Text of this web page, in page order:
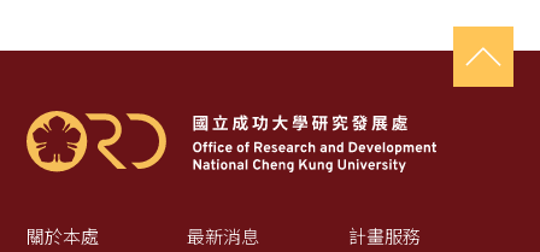
關於本處 最新消息
計畫服務